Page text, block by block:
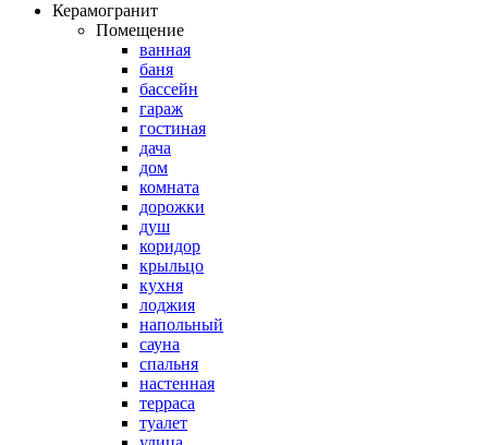
Керамогранит
Помещение
ванная
баня
бассейн
гараж
гостиная
дача
дом
комната
дорожки
душ
коридор
крыльцо
кухня
лоджия
напольный
сауна
спальня
настенная
терраса
туалет